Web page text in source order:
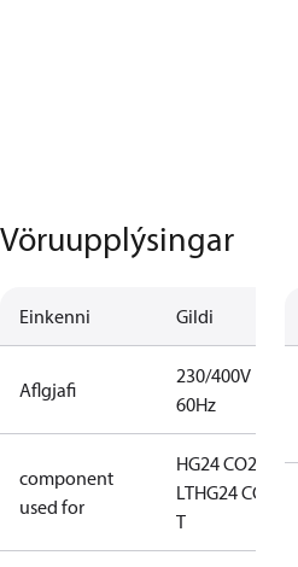
Vöruupplýsingar
Einkenni Gildi
Aflgjafi
230/400V
60Hz
component
used for
HG24 CO2
LTHG24 CO2
T